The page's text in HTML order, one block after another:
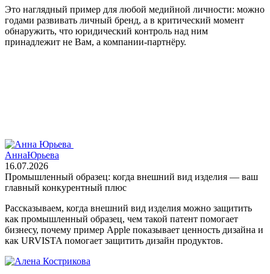
Это наглядный пример для любой медийной личности: можно
годами развивать личный бренд, а в критический момент
обнаружить, что юридический контроль над ним
принадлежит не Вам, а компании‑партнёру.
АннаЮрьева
16.07.2026
Промышленный образец: когда внешний вид изделия — ваш
главный конкурентный плюс
Рассказываем, когда внешний вид изделия можно защитить
как промышленный образец, чем такой патент помогает
бизнесу, почему пример Apple показывает ценность дизайна и
как URVISTA помогает защитить дизайн продуктов.